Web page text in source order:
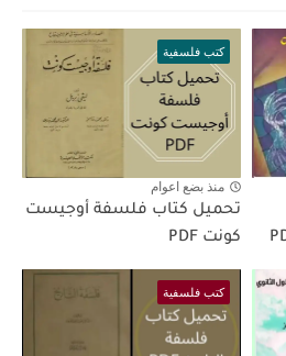
كتب فلسفية
منذ بضع اعوام
تحميل كتاب فلسفة أوجيست
كونت PDF
كتب فلسفية